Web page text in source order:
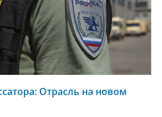
Отрасль на новом